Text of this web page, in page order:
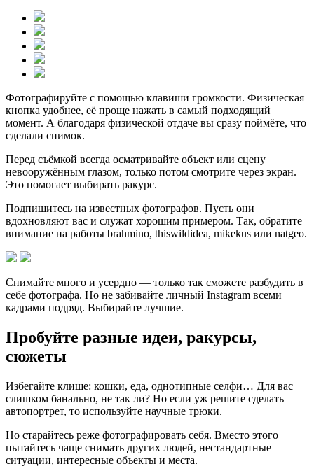
Фотографируйте с помощью клавиши громкости. Физическая
кнопка удобнее, её проще нажать в самый подходящий
момент. А благодаря физической отдаче вы сразу поймёте, что
сделали снимок.
Перед съёмкой всегда осматривайте объект или сцену
невооружённым глазом, только потом смотрите через экран.
Это помогает выбирать ракурс.
Подпишитесь на известных фотографов. Пусть они
вдохновляют вас и служат хорошим примером. Так, обратите
внимание на работы brahmino, thiswildidea, mikekus или natgeo.
Снимайте много и усердно — только так сможете разбудить в
себе фотографа. Но не забивайте личный Instagram всеми
кадрами подряд. Выбирайте лучшие.
Пробуйте разные идеи, ракурсы,
сюжеты
Избегайте клише: кошки, еда, однотипные селфи… Для вас
слишком банально, не так ли? Но если уж решите сделать
автопортрет, то используйте научные трюки.
Но старайтесь реже фотографировать себя. Вместо этого
пытайтесь чаще снимать других людей, нестандартные
ситуации, интересные объекты и места.